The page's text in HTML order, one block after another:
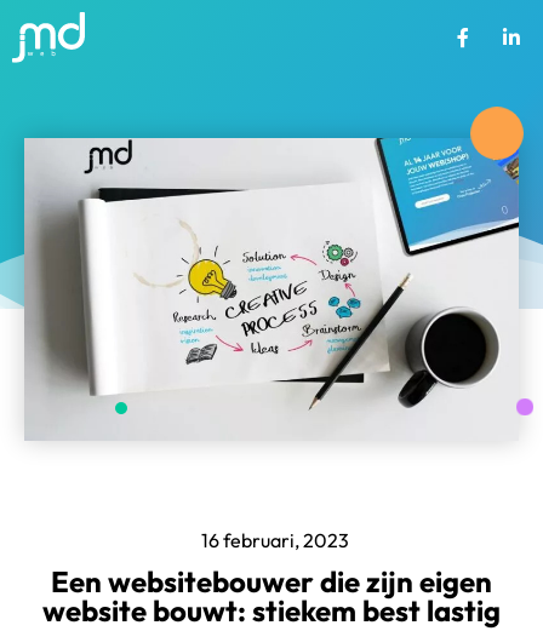
16 februari, 2023
Een websitebouwer die zijn eigen
website bouwt: stiekem best lastig